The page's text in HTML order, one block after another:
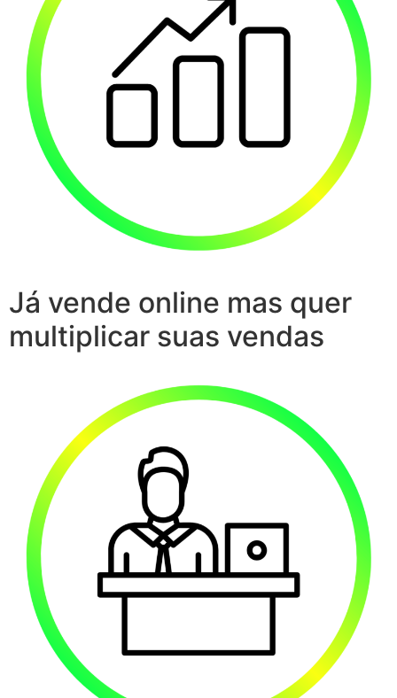
Já vende online mas quer
multiplicar suas vendas